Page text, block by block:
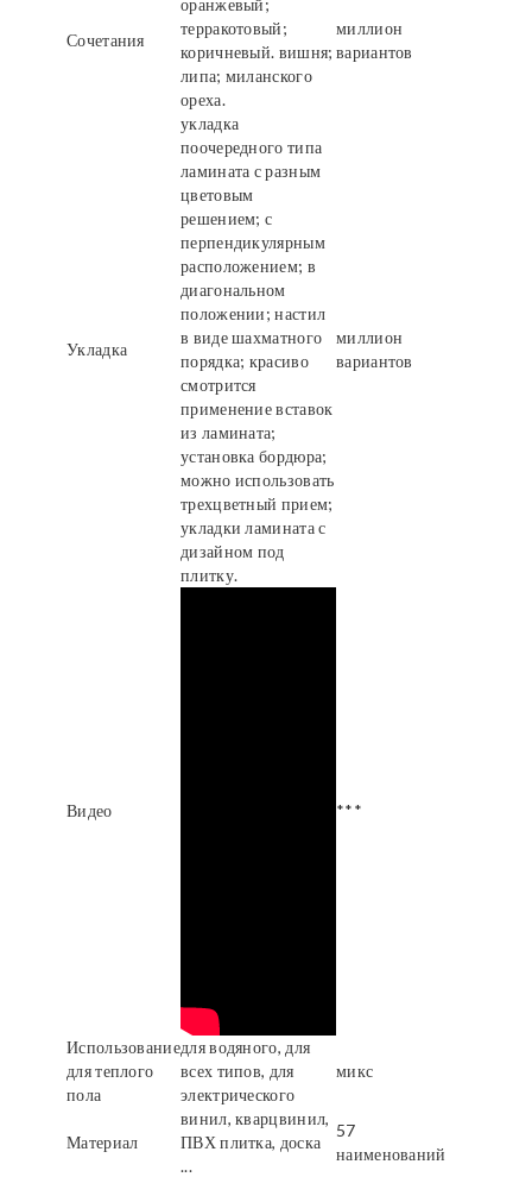
Сочетания
оранжевый;
терракотовый;
коричневый. вишня;
липа; миланского
ореха.
миллион
вариантов
Укладка
укладка
поочередного типа
ламината с разным
цветовым
решением; с
перпендикулярным
расположением; в
диагональном
положении; настил
в виде шахматного
порядка; красиво
смотрится
применение вставок
из ламината;
установка бордюра;
можно использовать
трехцветный прием;
укладки ламината с
дизайном под
плитку.
миллион
вариантов
Видео ***
Использование
для теплого
пола
для водяного, для
всех типов, для
электрического
микс
Материал
винил, кварцвинил,
ПВХ плитка, доска
...
57
наименований